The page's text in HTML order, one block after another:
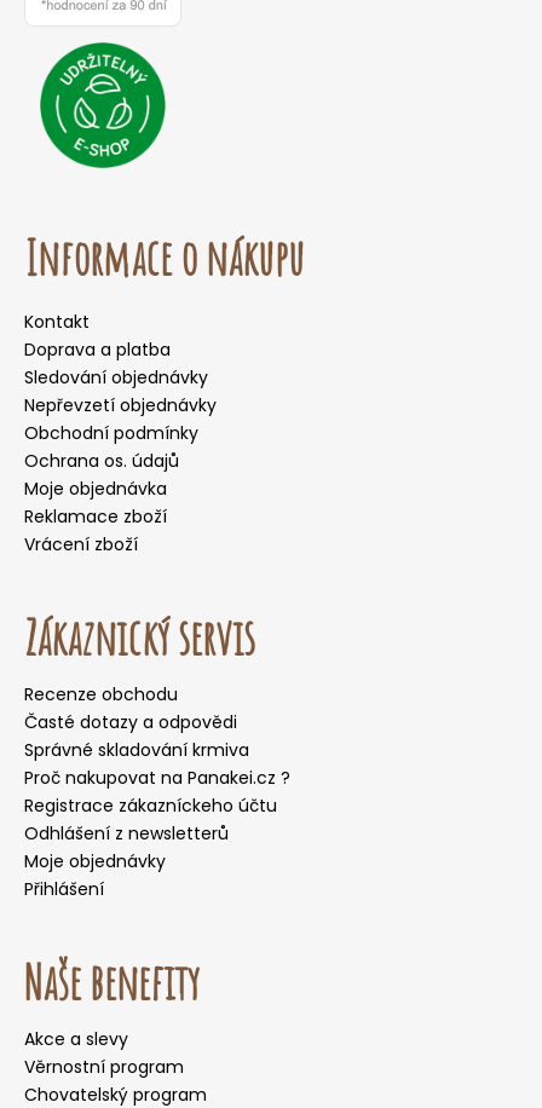
Informace o nákupu
Kontakt
Doprava a platba
Sledování objednávky
Nepřevzetí objednávky
Obchodní podmínky
Ochrana os. údajů
Moje objednávka
Reklamace zboží
Vrácení zboží
Zákaznický servis
Recenze obchodu
Časté dotazy a odpovědi
Správné skladování krmiva
Proč nakupovat na Panakei.cz ?
Registrace zákazníckeho účtu
Odhlášení z newsletterů
Moje objednávky
Přihlášení
Naše benefity
Akce a slevy
Věrnostní program
Chovatelský program